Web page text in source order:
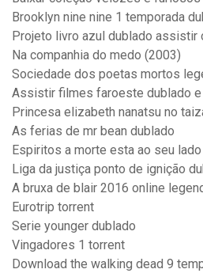
Brooklyn nine nine 1 temporada
Projeto livro azul dublado assistir
Na companhia do medo (2003)
Sociedade dos poetas mortos
Assistir filmes faroeste dublado
Princesa elizabeth nanatsu no
As ferias de mr bean dublado
Espiritos a morte esta ao seu
Liga da justiça ponto de ignição
A bruxa de blair 2016 online
Eurotrip torrent
Serie younger dublado
Vingadores 1 torrent
Download the walking dead 9